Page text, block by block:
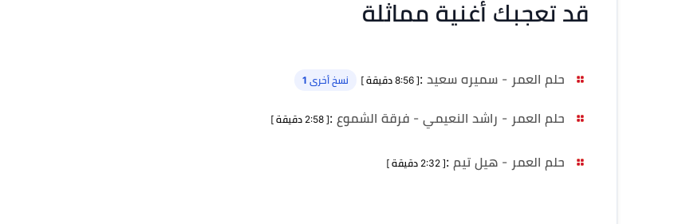
قد تعجبك أغنية مماثلة
حلم العمر - سميره سعيد :[ 8:56 دقيقة ] نسخ أخرى 1
حلم العمر - راشد النعيمي - فرقة الشموع :[ 2:58 دقيقة ]
حلم العمر - هيل تيم :[ 2:32 دقيقة ]